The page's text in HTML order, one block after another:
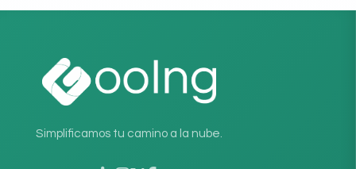
Simplificamos tu camino a la nube.